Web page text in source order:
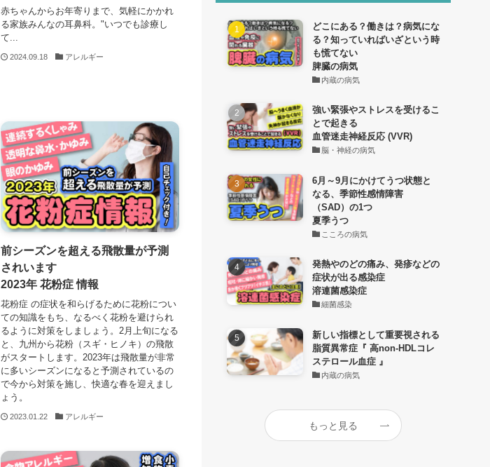
赤ちゃんからお年寄りまで、気軽にかかれ
る家族みんなの耳鼻科。"いつでも診療し
て...
2024.09.18 アレルギー
前シーズンを超える飛散量が予測
されいます
2023年 花粉症 情報
花粉症 の症状を和らげるために花粉につい
ての知識をもち、なるべく花粉を避けられ
るように対策をしましょう。2月上旬になる
と、九州から花粉（スギ・ヒノキ）の飛散
がスタートします。2023年は飛散量が非常
に多いシーズンになると予測されているの
で今から対策を施し、快適な春を迎えまし
ょう。
2023.01.22 アレルギー
どこにある？働きは？病気にな
る？知っていればいざという時
も慌てない
脾臓の病気
内蔵の病気
強い緊張やストレスを受けるこ
とで起きる
血管迷走神経反応 (VVR)
脳・神経の病気
6月～9月にかけてうつ状態と
なる、季節性感情障害
（SAD）の1つ
夏季うつ
こころの病気
発熱やのどの痛み、発疹などの
症状が出る感染症
溶連菌感染症
細菌感染
新しい指標として重要視される
脂質異常症『 高non-HDLコレ
ステロール血症 』
内蔵の病気
もっと見る